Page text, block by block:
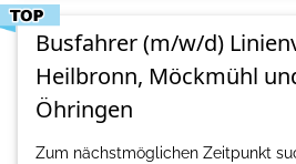
Busfahrer (m/w/d)
Heilbronn, Möckmühl
Öhringen
Zum nächstmöglichen Zeitpunkt